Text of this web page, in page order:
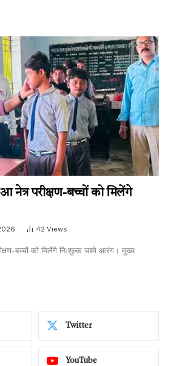
नेत्र परीक्षण-बच्चों को मिलेंगे
42 Views
बच्चों को मिलेंगे निःशुल्क चश्मे आरंग। मुख्य
Twitter
YouTube